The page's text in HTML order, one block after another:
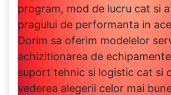
program, mod de lucru cat si
pragului de performanta in
Dorim sa oferim modelelor
achizitionarea de
suport tehnic si logistic cat si
vederea alegerii celor mai